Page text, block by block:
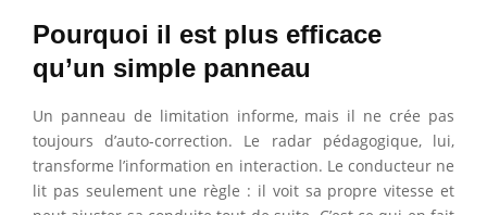
Pourquoi il est plus efficace
qu’un simple panneau
Un panneau de limitation informe, mais il ne crée pas
toujours d’auto-correction. Le radar pédagogique, lui,
transforme l’information en interaction. Le conducteur ne
lit pas seulement une règle : il voit sa propre vitesse et